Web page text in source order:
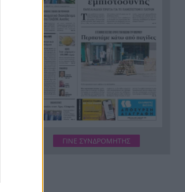
Ελλάδας για την κλιματική
κρίση και τη Δημόσια Υγεία
παρουσιάστηκε στις ΗΠΑ
14:13 Πως έπιασαν στη Γερμανία
τον 31χρονο που
αναζητούνταν για τρεις
δολοφονίες
14:00 «Βροχή» στην Πάτρα: Αγιο είχε
ένας άνδρας που έπεσαν πάνω
του σοβάδες στην οδό
Κορίνθου
ΓΙΝΕ ΣΥΝΔΡΟΜΗΤΗΣ